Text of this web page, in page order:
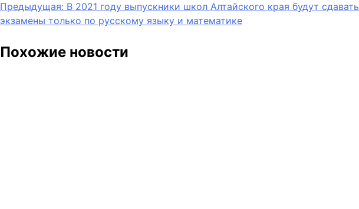
Навигация
по
записям
Предыдущая: В 2021 году выпускники школ Алтайского края будут сдавать
экзамены только по русскому языку и математике
Похожие новости